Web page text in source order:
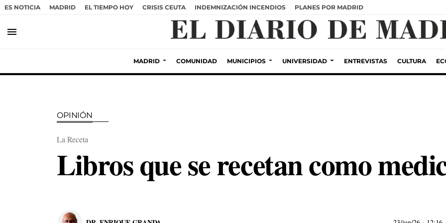
ES NOTICIA MADRID EL TIEMPO HOY CRISIS CEUTA INDEMNIZACIÓN INCENDIOS PLANES POR MADRID
menu
MADRID COMUNIDAD MUNICIPIOS UNIVERSIDAD ENTREVISTAS CULTURA
OPINIÓN
La Receta
Libros que se recetan como